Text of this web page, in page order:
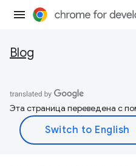
Blog
Эта страница переведена с